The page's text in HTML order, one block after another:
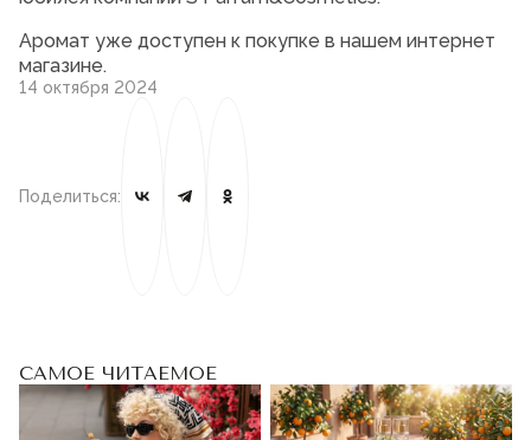
Аромат уже доступен к покупке в нашем интернет
магазине.
14 октября 2024
Поделиться:
САМОЕ ЧИТАЕМОЕ